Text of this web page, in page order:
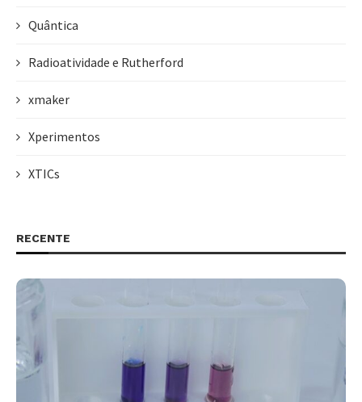
Quântica
Radioatividade e Rutherford
xmaker
Xperimentos
XTICs
RECENTE